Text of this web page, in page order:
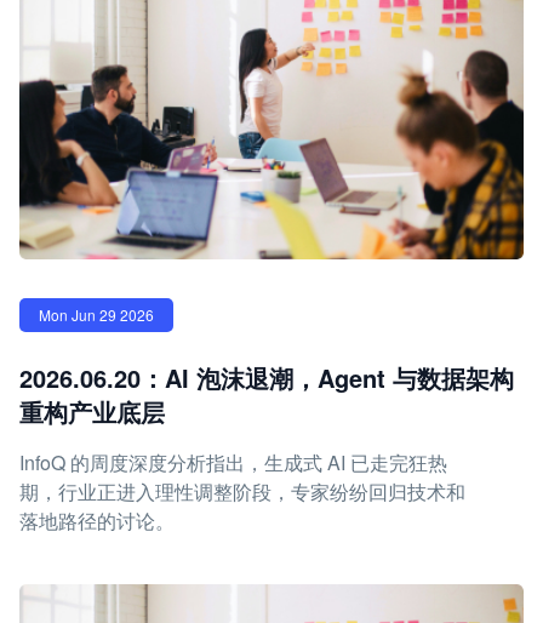
Mon Jun 29 2026
2026.06.20：AI 泡沫退潮，Agent 与数据架构
重构产业底层
InfoQ 的周度深度分析指出，生成式 AI 已走完狂热
期，行业正进入理性调整阶段，专家纷纷回归技术和
落地路径的讨论。